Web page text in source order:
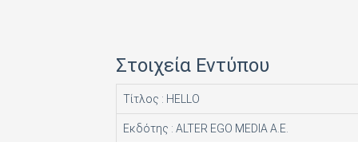
ICONS TV ΜΟΝΟΠΡΟΣΩΠΗ Ι Κ Ε
INFO EDITIONS Ε Ε
INTRACORD ΛΕΝΑ ΜΟΝΟΠΡΟΣΩΠΗ ΙΚΕ
Στοιχεία Εντύπου
Τίτλος : HELLO
Εκδότης : ALTER EGO MEDIA Α.Ε.